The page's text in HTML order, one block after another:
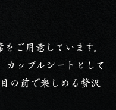
ご用意しています。
カップルシートとして
の前で楽しめる贅沢